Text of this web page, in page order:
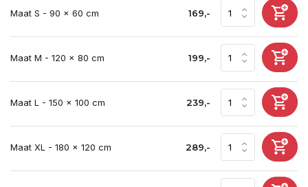
Maat S - 90 x 60 cm 169,-
Maat M - 120 x 80 cm 199,-
Maat L - 150 x 100 cm 239,-
Maat XL - 180 x 120 cm 289,-